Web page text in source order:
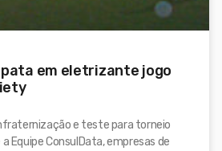
em eletrizante jogo
e teste para torneio
Equipe ConsulData, empresas de